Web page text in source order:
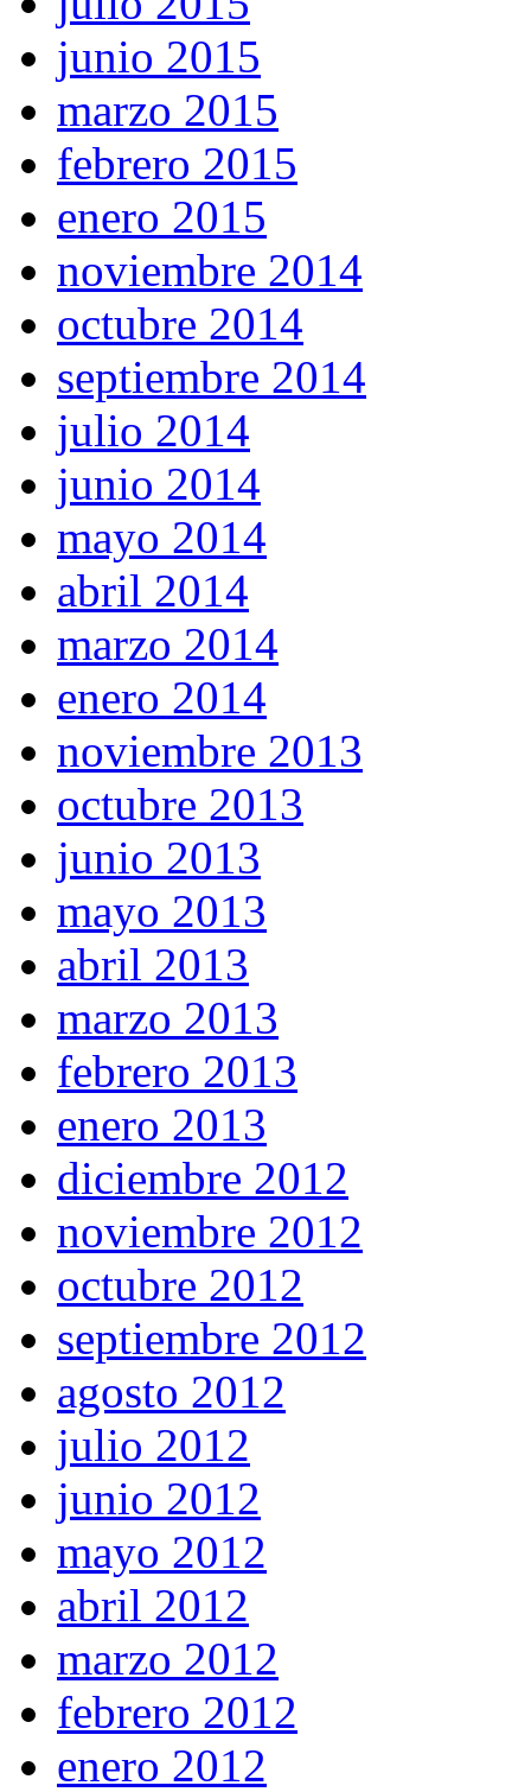
junio 2015
marzo 2015
febrero 2015
enero 2015
noviembre 2014
octubre 2014
septiembre 2014
julio 2014
junio 2014
mayo 2014
abril 2014
marzo 2014
enero 2014
noviembre 2013
octubre 2013
junio 2013
mayo 2013
abril 2013
marzo 2013
febrero 2013
enero 2013
diciembre 2012
noviembre 2012
octubre 2012
septiembre 2012
agosto 2012
julio 2012
junio 2012
mayo 2012
abril 2012
marzo 2012
febrero 2012
enero 2012